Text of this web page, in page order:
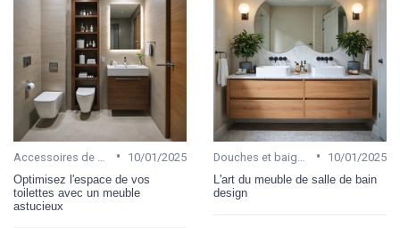
•
10/01/2025
Optimisez l'espace de vos
toilettes avec un meuble
astucieux
•
10/01/2025
L'art du meuble de salle de bain
design